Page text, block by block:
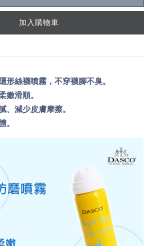
加入購物車
形絲襪噴霧，不穿襪腳不臭。
嫩滑順。
、減少皮膚摩擦。
。